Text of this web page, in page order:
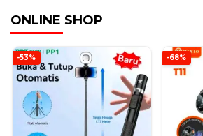
ONLINE SHOP
-53% -68%